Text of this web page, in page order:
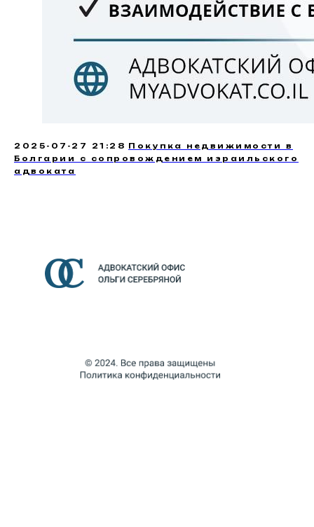
2025-07-27 21:28 Покупка недвижимости в
Болгарии с сопровождением израильского
адвоката